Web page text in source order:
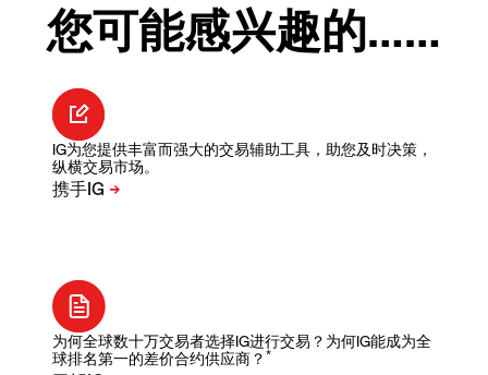
您可能感兴趣的……
IG为您提供丰富而强大的交易辅助工具，助您及时决策，
纵横交易市场。
为何全球数十万交易者选择IG进行交易？为何IG能成为全
球排名第一的差价合约供应商？ *